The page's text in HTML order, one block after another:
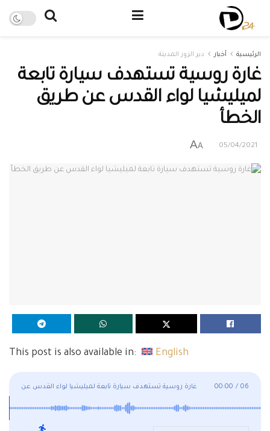
الرئيسية أخبار دير الزور المدينة
غارة روسية تستهدف سيارة تابعة
لميليشيا لواء القدس عن طريق
الخطأ
05/04/2021
A
A
This post is also available in: English
غارة روسية تستهدف سيارة تابعة لميليشيا لواء القدس عن
طريق الخطأ
00:00 / 06